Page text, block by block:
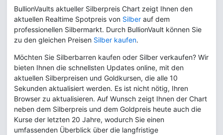
BullionVaults aktueller Silberpreis Chart zeigt Ihnen den
aktuellen Realtime Spotpreis von Silber auf dem
professionellen Silbermarkt. Durch BullionVault können Sie
zu den gleichen Preisen Silber kaufen.
Möchten Sie Silberbarren kaufen oder Silber verkaufen? Wir
bieten Ihnen die schnellsten Updates online, mit den
aktuellen Silberpreisen und Goldkursen, die alle 10
Sekunden aktualisiert werden. Es ist nicht nötig, Ihren
Browser zu aktualisieren. Auf Wunsch zeigt Ihnen der Chart
neben dem Silberpreis und dem Goldpreis heute auch die
Kurse der letzten 20 Jahre, wodurch Sie einen
umfassenden Überblick über die langfristige